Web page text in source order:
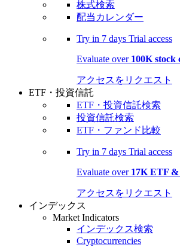
株式検索
配当カレンダー
Try in 7 days Trial access
Evaluate over 100K stock
アクセスをリクエスト
ETF・投資信託
ETF・投資信託検索
投資信託検索
ETF・ファンド比較
Try in 7 days Trial access
Evaluate over 17K ETF
アクセスをリクエスト
インデックス
Market Indicators
インデックス検索
Cryptocurrencies